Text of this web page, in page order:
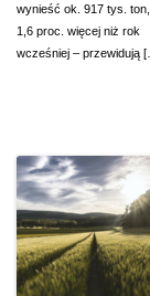
wynieść ok. 917 tys.
1,6 proc. więcej niż rok
wcześniej – przewidują